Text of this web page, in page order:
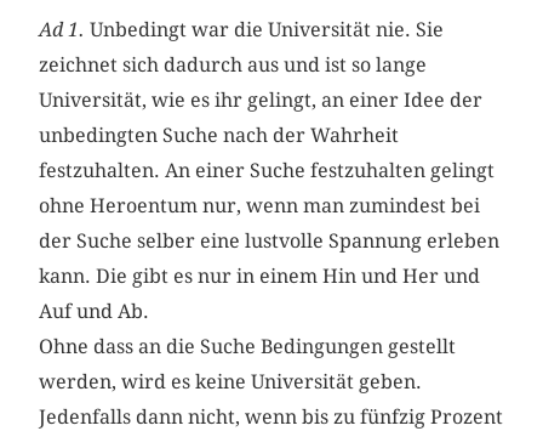
Ad 1.Unbedingt war die Universität nie. Sie
zeichnet sich dadurch aus und ist so lange
Universität, wie es ihr gelingt, an einer Idee der
unbedingten Suche nach der Wahrheit
festzuhalten. An einer Suche festzuhalten gelingt
ohne Heroentum nur, wenn man zumindest bei
der Suche selber eine lustvolle Spannung erleben
kann. Die gibt es nur in einem Hin und Her und
Auf und Ab.
Ohne dass an die Suche Bedingungen gestellt
werden, wird es keine Universität geben.
Jedenfalls dann nicht, wenn bis zu fünfzig Prozent